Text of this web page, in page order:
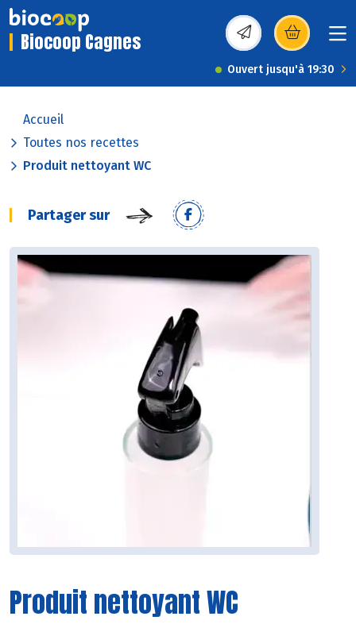
Biocoop Cagnes (s’ouvre dans une
Ouvert jusqu'à 19:30
Accueil
Toutes nos recettes
Produit nettoyant WC
Partager sur
Produit nettoyant WC